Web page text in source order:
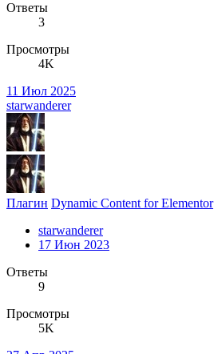
Ответы
3
Просмотры
4K
11 Июл 2025
starwanderer
Плагин Dynamic Content for Elementor
starwanderer
17 Июн 2023
Ответы
9
Просмотры
5K